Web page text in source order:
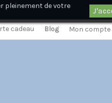
Mon compte
Blog
cadeau
pleinement de votre